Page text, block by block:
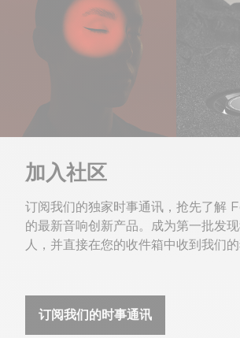
加入社区
订阅我们的独家时事通讯，抢先了解
的最新音响创新产品。成为第一批发
人，并直接在您的收件箱中收到我们的
订阅我们的时事通讯